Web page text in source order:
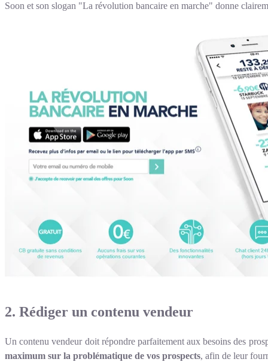
Soon et son slogan "La révolution bancaire en marche" donne
2. Rédiger un contenu vendeur
Un contenu vendeur doit répondre parfaitement aux besoins des
maximum sur la problématique de vos prospects, afin de leur